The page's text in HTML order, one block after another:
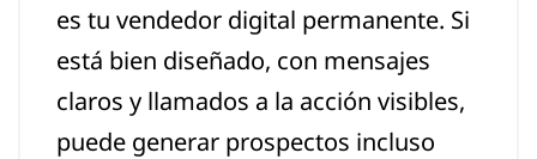
es tu vendedor digital permanente. Si
está bien diseñado, con mensajes
claros y llamados a la acción visibles,
puede generar prospectos incluso